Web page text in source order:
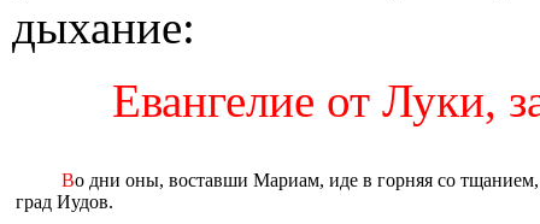
дыхание:
Евангелие от Луки,
Во дни оны, воставши Мариам, иде в горняя со
град Иудов.